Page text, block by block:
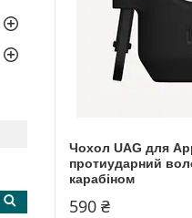
Чохол UAG для
протиударний
карабіном
590 ₴